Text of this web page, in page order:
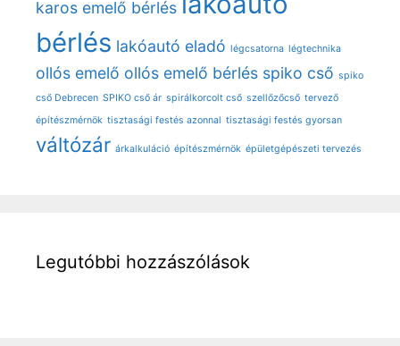
karos emelő bérlés
bérlés lakóautó eladó légcsatorna légtechnika
ollós emelő ollós emelő bérlés spiko cső spiko
cső Debrecen SPIKO cső ár spirálkorcolt cső szellőzőcső tervező
építészmérnök tisztasági festés azonnal tisztasági festés gyorsan
váltózár árkalkuláció építészmérnök épületgépészeti tervezés
Legutóbbi hozzászólások